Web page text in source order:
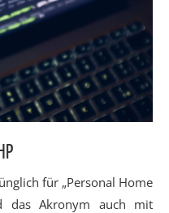
für „Personal Home
das Akronym auch mit